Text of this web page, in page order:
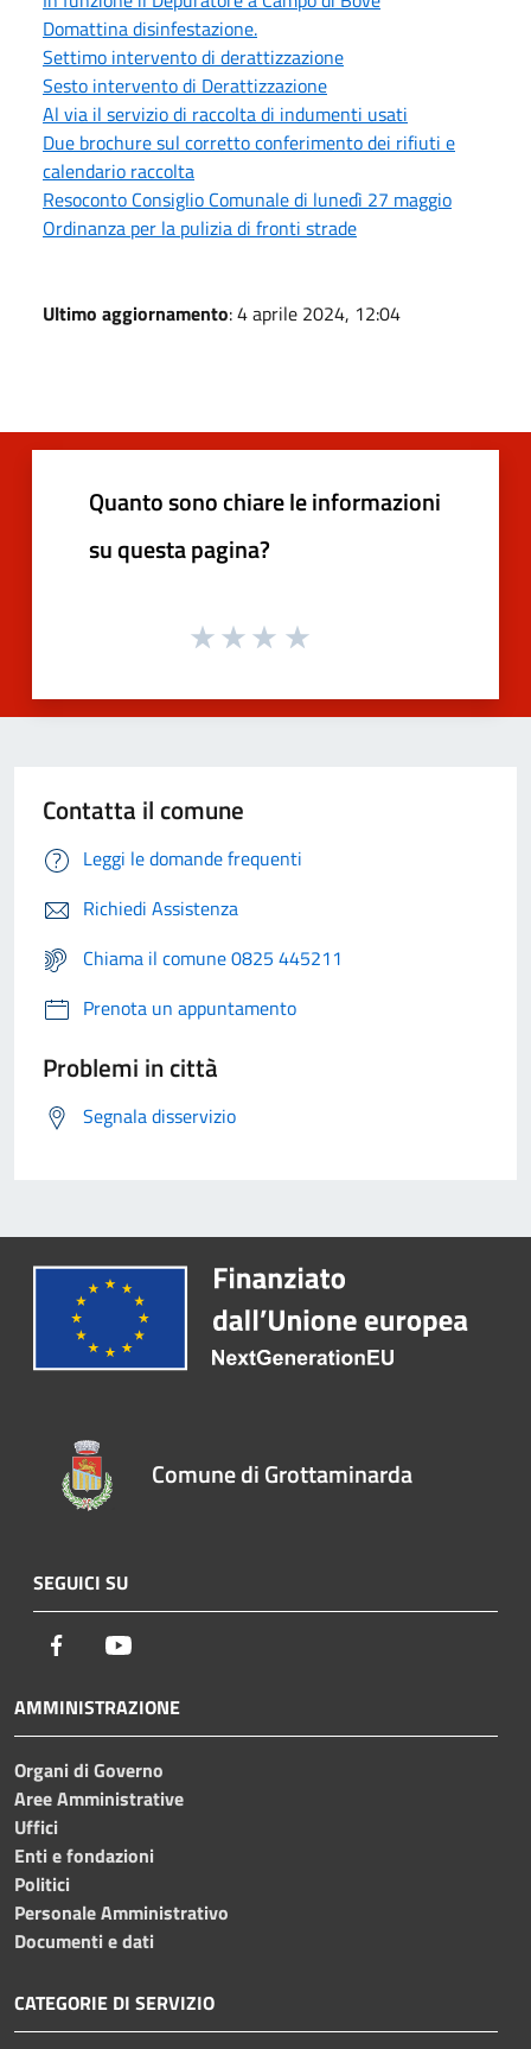
Domattina disinfestazione.
Settimo intervento di derattizzazione
Sesto intervento di Derattizzazione
Al via il servizio di raccolta di indumenti usati
Due brochure sul corretto conferimento dei rifiuti e
calendario raccolta
Resoconto Consiglio Comunale di lunedì 27 maggio
Ordinanza per la pulizia di fronti strade
Ultimo aggiornamento: 4 aprile 2024, 12:04
Quanto sono chiare le informazioni
su questa pagina?
Contatta il comune
Leggi le domande frequenti
Richiedi Assistenza
Chiama il comune 0825 445211
Prenota un appuntamento
Problemi in città
Segnala disservizio
Comune di Grottaminarda
SEGUICI SU
Facebook
AMMINISTRAZIONE
Organi di Governo
Aree Amministrative
Uffici
Enti e fondazioni
Politici
Personale Amministrativo
Documenti e dati
CATEGORIE DI SERVIZIO